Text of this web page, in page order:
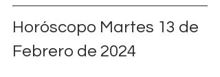
Horóscopo Martes 13 de
Febrero de 2024